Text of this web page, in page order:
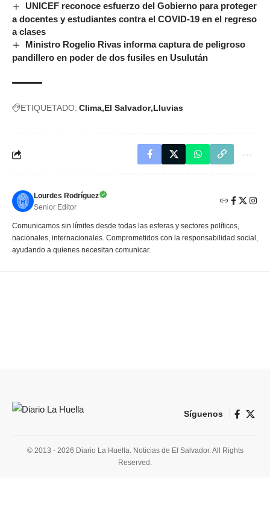
UNICEF reconoce esfuerzo del Gobierno para proteger
a docentes y estudiantes contra el COVID-19 en el regreso
a clases
Ministro Rogelio Rivas informa captura de peligroso
pandillero en poder de dos fusiles en Usulután
ETIQUETADO: Clima El Salvador Lluvias
Lourdes Rodríguez
Senior Editor
Comunicamos sin límites desde todas las esferas y sectores políticos,
nacionales, internacionales. Comprometidos con la responsabilidad social,
ayudando a quienes necesitan comunicar.
Síguenos
© 2013 - 2026 Diario La Huella. Noticias de El Salvador. All Rights
Reserved.